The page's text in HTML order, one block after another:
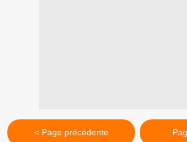
< Page précédente